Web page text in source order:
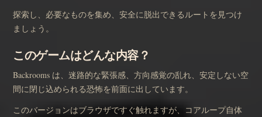
探索し、必要なものを集め、安全に脱出できるルートを見つけ
ましょう。
このゲームはどんな内容？
Backrooms は、迷路的な緊張感、方向感覚の乱れ、安定しない空
間に閉じ込められる恐怖を前面に出しています。
このバージョンはブラウザですぐ触れますが、コアループ自体